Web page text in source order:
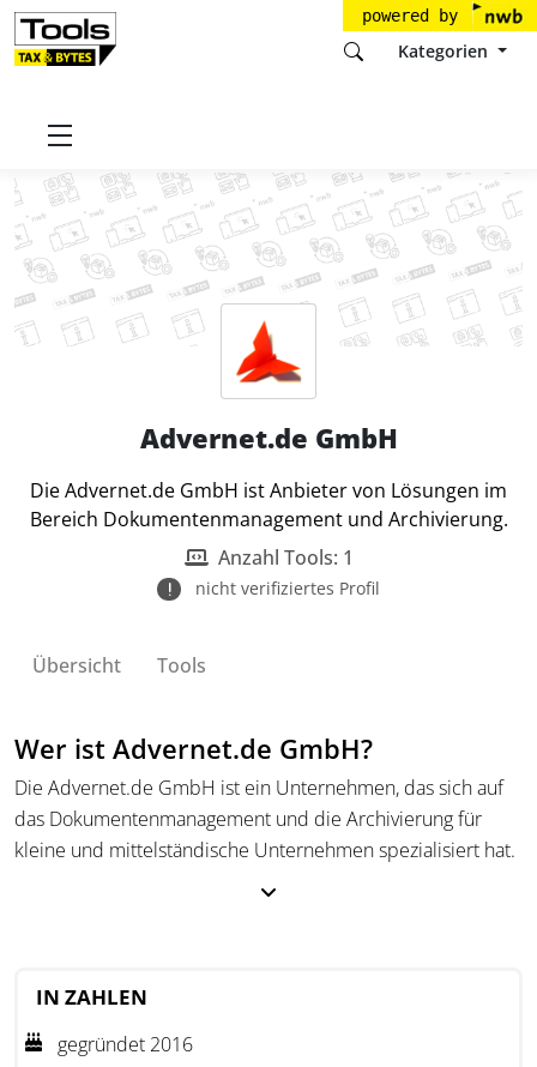
powered by
Kategorien
Startseite
Advernet.de GmbH
Die Advernet.de GmbH ist Anbieter von Lösungen im
Bereich Dokumentenmanagement und Archivierung.
Anzahl Tools: 1
nicht verifiziertes Profil
Übersicht Tools
Wer ist Advernet.de GmbH?
Die Advernet.de GmbH ist ein Unternehmen, das sich auf
das Dokumentenmanagement und die Archivierung für
kleine und mittelständische Unternehmen spezialisiert hat.
IN ZAHLEN
gegründet 2016